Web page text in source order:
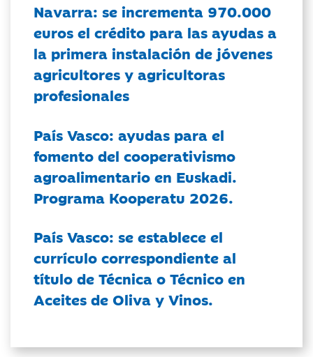
Navarra: se incrementa 970.000
euros el crédito para las ayudas a
la primera instalación de jóvenes
agricultores y agricultoras
profesionales
País Vasco: ayudas para el
fomento del cooperativismo
agroalimentario en Euskadi.
Programa Kooperatu 2026.
País Vasco: se establece el
currículo correspondiente al
título de Técnica o Técnico en
Aceites de Oliva y Vinos.